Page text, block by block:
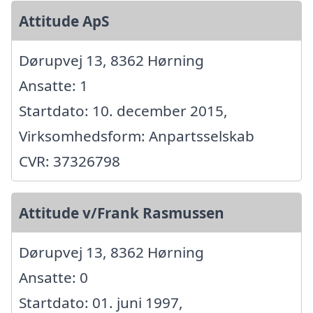
Attitude ApS
Dørupvej 13, 8362 Hørning
Ansatte: 1
Startdato: 10. december 2015,
Virksomhedsform: Anpartsselskab
CVR: 37326798
Attitude v/Frank Rasmussen
Dørupvej 13, 8362 Hørning
Ansatte: 0
Startdato: 01. juni 1997,